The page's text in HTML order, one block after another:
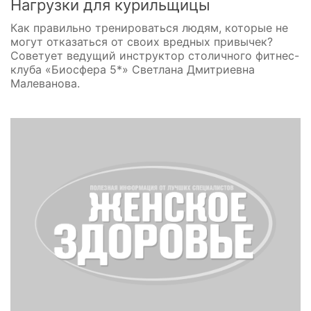
Нагрузки для курильщицы
Как правильно тренироваться людям, которые не
могут отказаться от своих вредных привычек?
Советует ведущий инструктор столичного фитнес-
клуба «Биосфера 5*» Светлана Дмитриевна
Малеванова.